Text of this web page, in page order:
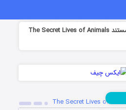
دانلود مستند The Secret Lives of Animals